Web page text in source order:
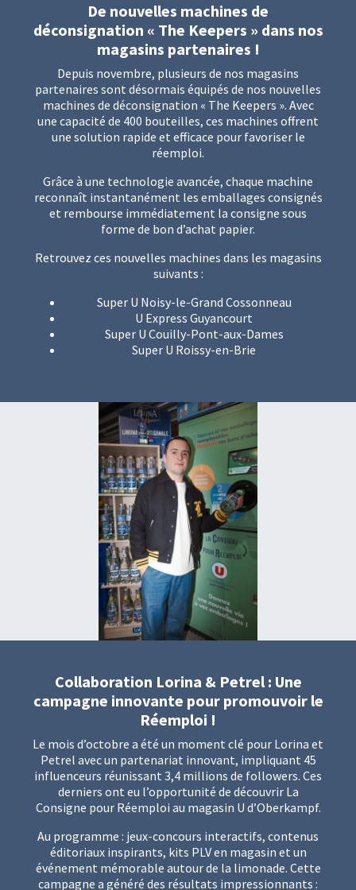
De nouvelles machines de
déconsignation « The Keepers » dans nos
magasins partenaires !
Depuis novembre, plusieurs de nos magasins
partenaires sont désormais équipés de nos nouvelles
machines de déconsignation « The Keepers ». Avec
une capacité de 400 bouteilles, ces machines offrent
une solution rapide et efficace pour favoriser le
réemploi.
Grâce à une technologie avancée, chaque machine
reconnaît instantanément les emballages consignés
et rembourse immédiatement la consigne sous
forme de bon d’achat papier.
Retrouvez ces nouvelles machines dans les magasins
suivants :
Super U Noisy-le-Grand Cossonneau
U Express Guyancourt
Super U Couilly-Pont-aux-Dames
Super U Roissy-en-Brie
Collaboration Lorina & Petrel : Une
campagne innovante pour promouvoir le
Réemploi !
Le mois d’octobre a été un moment clé pour Lorina et
Petrel avec un partenariat innovant, impliquant 45
influenceurs réunissant 3,4 millions de followers. Ces
derniers ont eu l’opportunité de découvrir La
Consigne pour Réemploi au magasin U d’Oberkampf.
Au programme : jeux-concours interactifs, contenus
éditoriaux inspirants, kits PLV en magasin et un
événement mémorable autour de la limonade. Cette
campagne a généré des résultats impressionnants :